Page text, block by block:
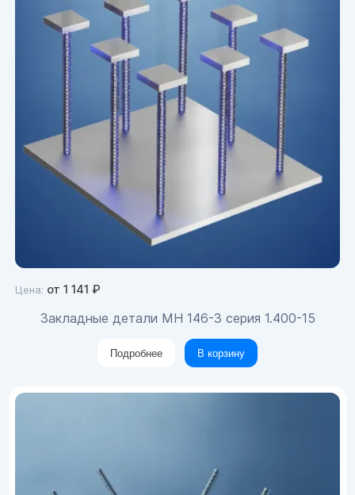
Цена: от1 141 ₽
Закладные детали МН 146-3 серия 1.400-15
Подробнее В корзину